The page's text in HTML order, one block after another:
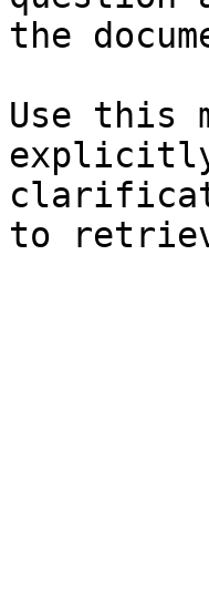
the
Use this
explicitly